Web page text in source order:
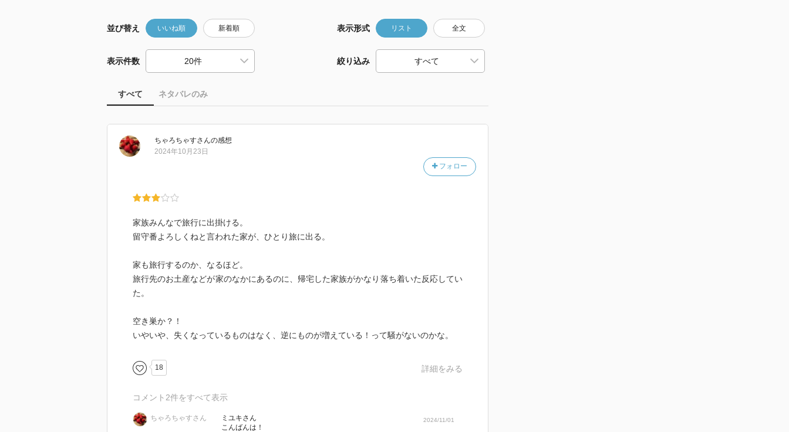
並び替え いいね順 新着順 表示形式 リスト 全文
表示件数 絞り込み
すべて ネタバレのみ
ちゃろちゃすさんの感想
フォロー
2024年10月23日
家族みんなで旅行に出掛ける。
留守番よろしくねと言われた家が、ひとり旅に出る。
家も旅行するのか、なるほど。
旅行先のお土産などが家のなかにあるのに、帰宅した家族がかなり落ち着いた反応してい
た。
空き巣か？！
いやいや、失くなっているものはなく、逆にものが増えている！って騒がないのかな。
18 詳細をみる
コメント 2件をすべて表示
ちゃろちゃすさん
ミユキさん
こんばんは！
2024/11/01